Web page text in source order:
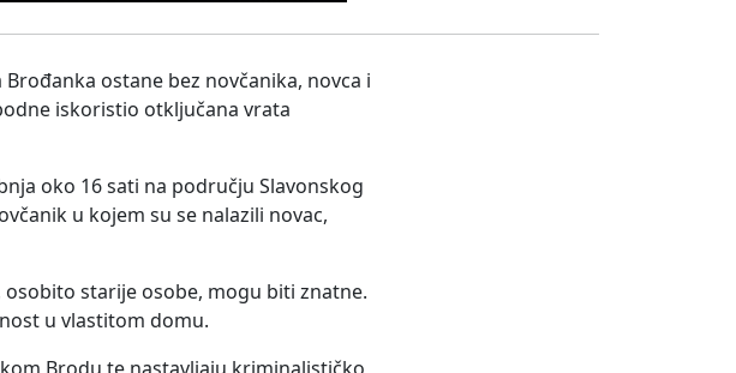
ostane bez novčanika, novca i
iskoristio otključana vrata
oko 16 sati na području Slavonskog
u kojem su se nalazili novac,
starije osobe, mogu biti znatne.
u vlastitom domu.